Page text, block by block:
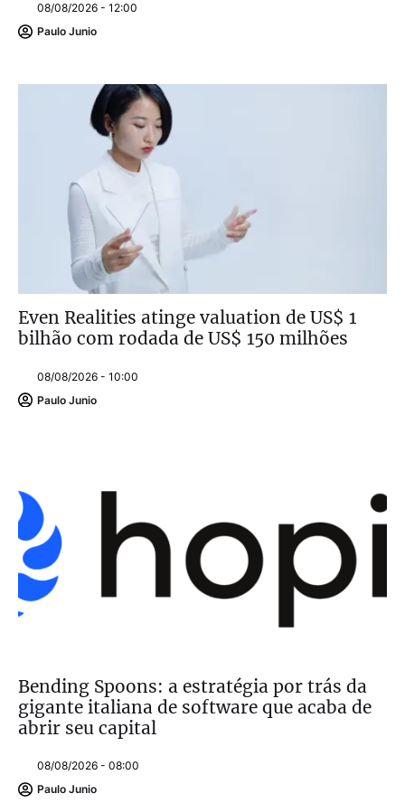
08/08/2026 - 12:00
Paulo Junio
Even Realities atinge valuation de US$ 1
bilhão com rodada de US$ 150 milhões
08/08/2026 - 10:00
Paulo Junio
Bending Spoons: a estratégia por trás da
gigante italiana de software que acaba de
abrir seu capital
08/08/2026 - 08:00
Paulo Junio